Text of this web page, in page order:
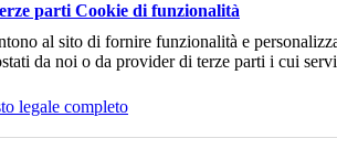
parti Cookie di funzionalità
al sito di fornire funzionalità e
da noi o da provider di terze parti i cui
legale completo